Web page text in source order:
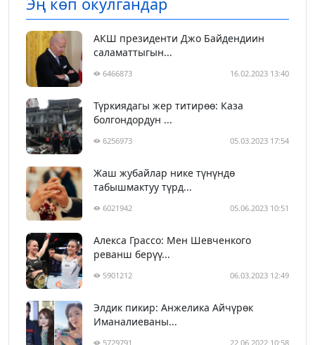
АКШ президенти Джо Байдендиин
саламаттыгын...
6466873 16.02.2023 13:40
Түркиядагы жер титирөө: Каза
болгондордун ...
6256973 05.03.2023 17:54
Жаш жубайлар нике түнүндө
табышмактуу түрд...
6021942 05.06.2023 10:51
Алекса Грассо: Мен Шевченкого
реванш берүү...
5901212 06.03.2023 12:49
Элдик пикир: Анжелика Айчүрөк
Иманалиеваны...
5729791 22.06.2022 10:58